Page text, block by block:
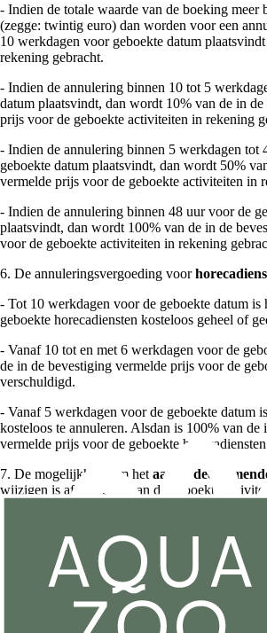
- Indien de totale waarde van de boeking meer
(zegge: twintig euro) dan worden voor een
10 werkdagen voor geboekte datum
rekening gebracht.
- Indien de annulering binnen 10 tot 5
datum plaatsvindt, dan wordt 10% van de in
prijs voor de geboekte activiteiten in rekening
- Indien de annulering binnen 5 werkdagen tot
geboekte datum plaatsvindt, dan wordt 50%
vermelde prijs voor de geboekte activiteiten in
- Indien de annulering binnen 48 uur voor de
plaatsvindt, dan wordt 100% van de in de
voor de geboekte activiteiten in rekening
6. De annuleringsvergoeding voor
- Tot 10 werkdagen voor de geboekte datum is
geboekte horecadiensten kosteloos geheel of
- Vanaf 10 tot en met 6 werkdagen voor de
de in de bevestiging vermelde prijs voor de
verschuldigd.
- Vanaf 5 werkdagen voor de geboekte datum
kosteloos te annuleren. Alsdan is 100% van de
vermelde prijs voor de geboekte
7. De mogelijkheid om het aantal
wijzigen is afhankelijk van de geboekte
- Tot 5 werkdagen voor de geboekte datum
horecadienst is het mogelijk om schriftelijk het
maximaal 5% naar beneden bij te stellen. De
naar rato aangepast.
- Het bijboeken van extra gasten binnen 5